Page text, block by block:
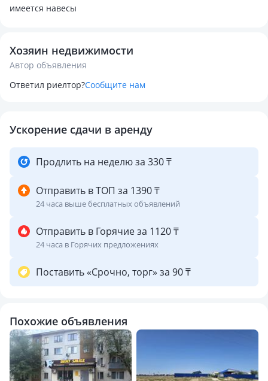
имеется навесы
Хозяин недвижимости
Автор объявления
Ответил риелтор?Сообщите нам
Ускорение сдачи в аренду
Продлить на неделю за 330 ₸
Отправить в ТОП за 1390 ₸
24 часа выше бесплатных объявлений
Отправить в Горячие за 1120 ₸
24 часа в Горячих предложениях
Поставить «Срочно, торг» за 90 ₸
Похожие объявления